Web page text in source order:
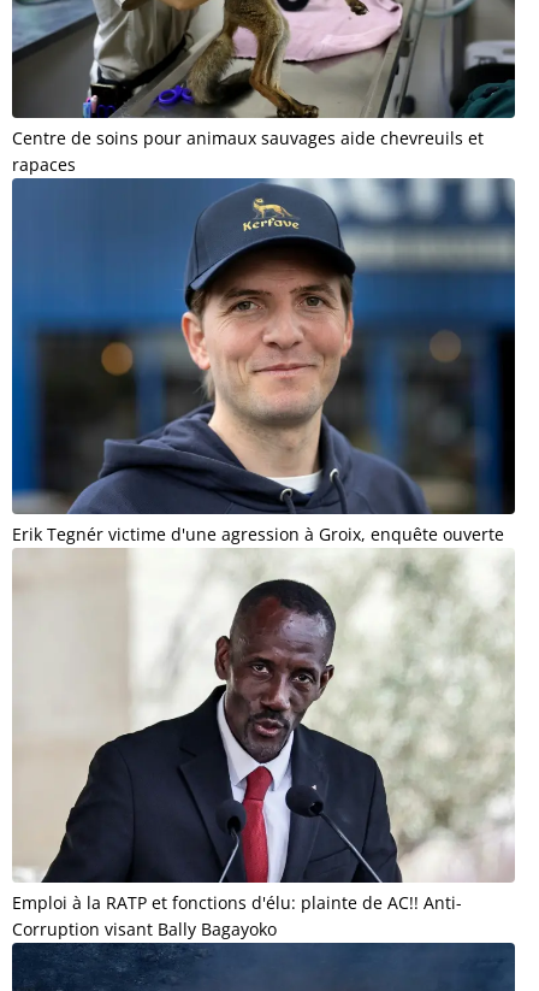
Centre de soins pour animaux sauvages aide chevreuils et
rapaces
Erik Tegnér victime d'une agression à Groix, enquête ouverte
Emploi à la RATP et fonctions d'élu: plainte de AC!! Anti-
Corruption visant Bally Bagayoko